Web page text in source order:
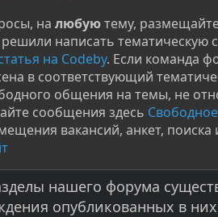
на любуютему,
написать тематическую
на Codeby. Если команда
в соответствующий
общения на темы, не
сообщения здесь
вакансий, анкет,
нашего форума
опубликованных в них